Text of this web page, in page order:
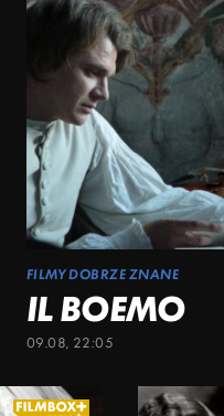
FILMY DOBRZE ZNANE
IL BOEMO
09.08, 22:05